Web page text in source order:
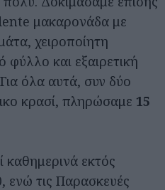
μακαρονάδα με
χειροποίητη
και εξαιρετική
όλα αυτά, συν δύο
κρασί, πληρώσαμε 15
καθημερινά εκτός
ενώ τις Παρασκευές